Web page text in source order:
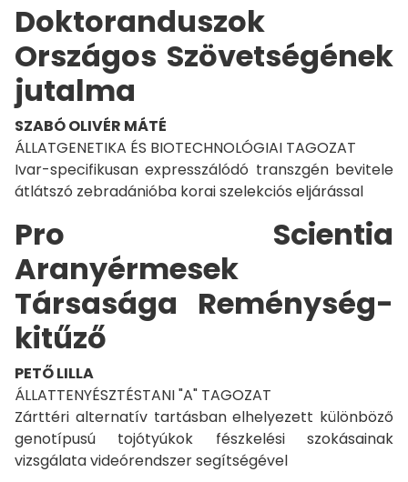
Doktoranduszok
Országos Szövetségének
jutalma
SZABÓ OLIVÉR MÁTÉ
ÁLLATGENETIKA ÉS BIOTECHNOLÓGIAI TAGOZAT
Ivar-specifikusan expresszálódó transzgén bevitele
átlátszó zebradánióba korai szelekciós eljárással
Pro Scientia
Aranyérmesek
Társasága Reménység-
kitűző
PETŐ LILLA
ÁLLATTENYÉSZTÉSTANI "A" TAGOZAT
Zárttéri alternatív tartásban elhelyezett különböző
genotípusú tojótyúkok fészkelési szokásainak
vizsgálata videórendszer segítségével